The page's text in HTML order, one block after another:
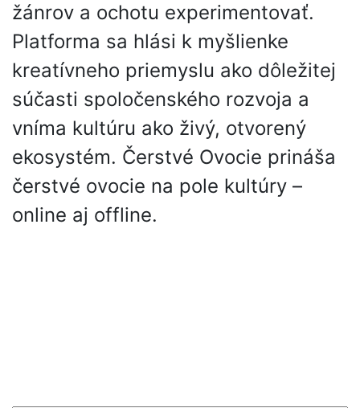
žánrov a ochotu experimentovať.
Platforma sa hlási k myšlienke
kreatívneho priemyslu ako dôležitej
súčasti spoločenského rozvoja a
vníma kultúru ako živý, otvorený
ekosystém. Čerstvé Ovocie prináša
čerstvé ovocie na pole kultúry –
online aj offline.